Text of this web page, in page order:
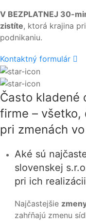
V BEZPLATNEJ 30-
zistíte, ktorá krajina
podnikaniu.
Kontaktný formulár
Často kladené
firme –
pri zmenách
Aké sú
slovenskej
pri ich
Najčastejšie
zahŕňajú zmenu